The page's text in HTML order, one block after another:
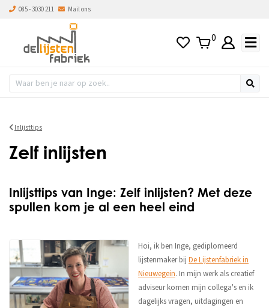
085 - 3030 211 Mail ons
0
Inlijsttips
Zelf inlijsten
Inlijsttips van Inge: Zelf inlijsten? Met deze
spullen kom je al een heel eind
Hoi, ik ben Inge, gediplomeerd
lijstenmaker bij De Lijstenfabriek in
Nieuwegein. In mijn werk als creatief
adviseur komen mijn collega's en ik
dagelijks vragen, uitdagingen en